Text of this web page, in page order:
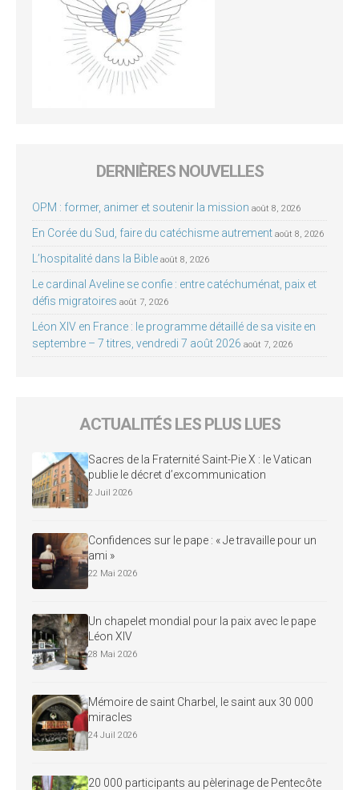
DERNIÈRES NOUVELLES
OPM : former, animer et soutenir la mission août 8, 2026
En Corée du Sud, faire du catéchisme autrement août 8, 2026
L’hospitalité dans la Bible août 8, 2026
Le cardinal Aveline se confie : entre catéchuménat, paix et
défis migratoires août 7, 2026
Léon XIV en France : le programme détaillé de sa visite en
septembre – 7 titres, vendredi 7 août 2026 août 7, 2026
ACTUALITÉS LES PLUS LUES
Sacres de la Fraternité Saint-Pie X : le Vatican
publie le décret d’excommunication
2 Juil 2026
Confidences sur le pape : « Je travaille pour un
ami »
22 Mai 2026
Un chapelet mondial pour la paix avec le pape
Léon XIV
28 Mai 2026
Mémoire de saint Charbel, le saint aux 30 000
miracles
24 Juil 2026
20 000 participants au pèlerinage de Pentecôte